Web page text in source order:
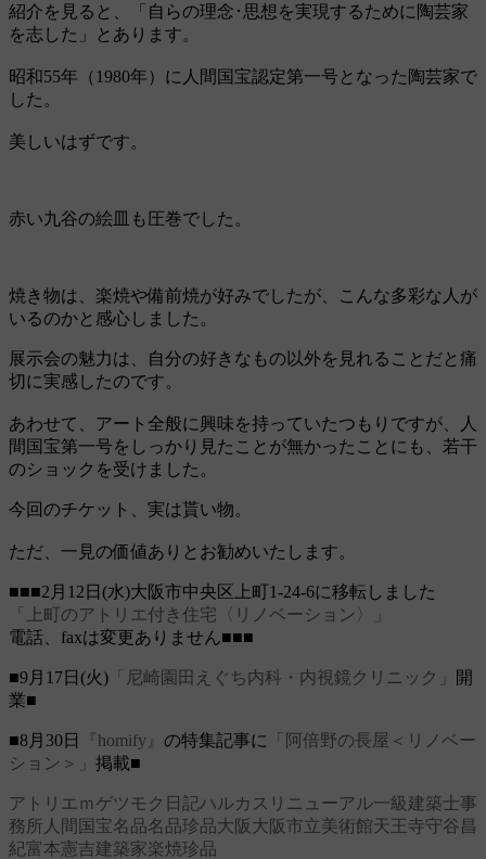
紹介を見ると、「自らの理念･思想を実現するために陶芸家
を志した」とあります。
昭和55年（1980年）に人間国宝認定第一号となった陶芸家で
した。
美しいはずです。
赤い九谷の絵皿も圧巻でした。
焼き物は、楽焼や備前焼が好みでしたが、こんな多彩な人が
いるのかと感心しました。
展示会の魅力は、自分の好きなもの以外を見れることだと痛
切に実感したのです。
あわせて、アート全般に興味を持っていたつもりですが、人
間国宝第一号をしっかり見たことが無かったことにも、若干
のショックを受けました。
今回のチケット、実は貰い物。
ただ、一見の価値ありとお勧めいたします。
■■■2月12日(水)大阪市中央区上町1-24-6に移転しました
「上町のアトリエ付き住宅〈リノベーション〉」
電話、faxは変更ありません■■■
■9月17日(火) 「尼崎園田えぐち内科・内視鏡クリニック」
開
業■
■8月30日 『homify』 の特集記事に
「阿倍野の長屋＜リノベー
ション＞」 掲載■
アトリエｍゲツモク日記ハルカス リニューアル一級建築士事
務所 人間国宝名品名品珍品大阪大阪市立美術館天王寺守谷昌
紀富本憲吉建築家楽焼珍品